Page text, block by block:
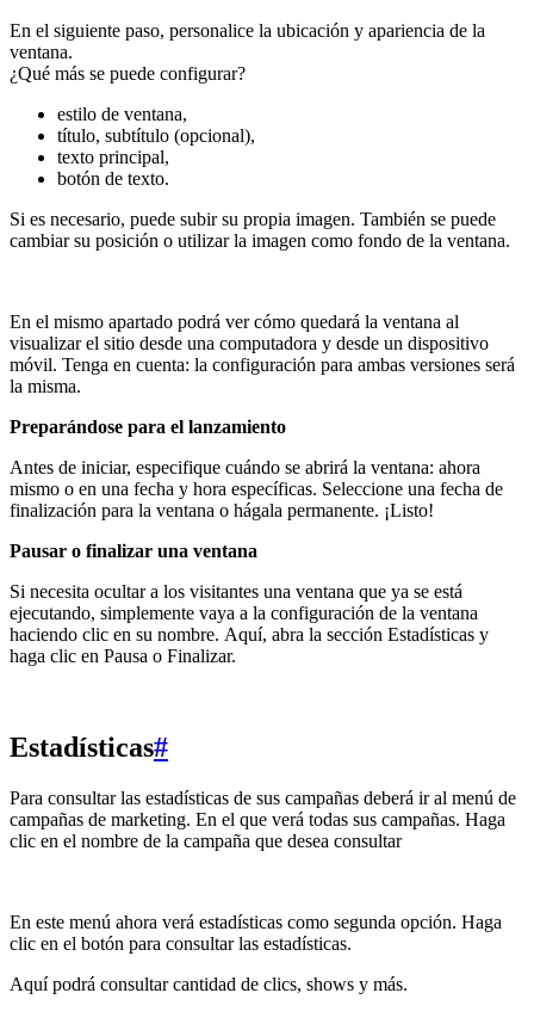
En el siguiente paso, personalice la ubicación y apariencia de la
ventana.
¿Qué más se puede configurar?
estilo de ventana,
título, subtítulo (opcional),
texto principal,
botón de texto.
Si es necesario, puede subir su propia imagen. También se puede
cambiar su posición o utilizar la imagen como fondo de la ventana.
En el mismo apartado podrá ver cómo quedará la ventana al
visualizar el sitio desde una computadora y desde un dispositivo
móvil. Tenga en cuenta: la configuración para ambas versiones será
la misma.
Preparándose para el lanzamiento
Antes de iniciar, especifique cuándo se abrirá la ventana: ahora
mismo o en una fecha y hora específicas. Seleccione una fecha de
finalización para la ventana o hágala permanente. ¡Listo!
Pausar o finalizar una ventana
Si necesita ocultar a los visitantes una ventana que ya se está
ejecutando, simplemente vaya a la configuración de la ventana
haciendo clic en su nombre. Aquí, abra la sección Estadísticas y
haga clic en Pausa o Finalizar.
Estadísticas#
Para consultar las estadísticas de sus campañas deberá ir al menú de
campañas de marketing. En el que verá todas sus campañas. Haga
clic en el nombre de la campaña que desea consultar
En este menú ahora verá estadísticas como segunda opción. Haga
clic en el botón para consultar las estadísticas.
Aquí podrá consultar cantidad de clics, shows y más.